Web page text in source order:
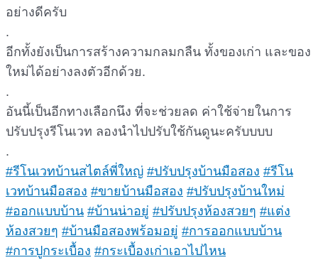
อย่างดีครับ
.
อีกทั้งยังเป็นการสร้างความกลมกลืน ทั้งของเก่า และของ
ใหม่ได้อย่างลงตัวอีกด้วย.
.
อันนี้เป็นอีกทางเลือกนึง ที่จะช่วยลด ค่าใช้จ่ายในการ
ปรับปรุงรีโนเวท ลองนำไปปรับใช้กันดูนะครับบบบ
.
#รีโนเวทบ้านสไตล์พี่ใหญ่ #ปรับปรุงบ้านมือสอง #รีโน
เวทบ้านมือสอง #ขายบ้านมือสอง #ปรับปรุงบ้านใหม่
#ออกแบบบ้าน #บ้านน่าอยู่ #ปรับปรุงห้องสวยๆ #แต่ง
ห้องสวยๆ #บ้านมือสองพร้อมอยู่ #การออกแบบบ้าน
#การปูกระเบื้อง #กระเบื้องเก่าเอาไปไหน